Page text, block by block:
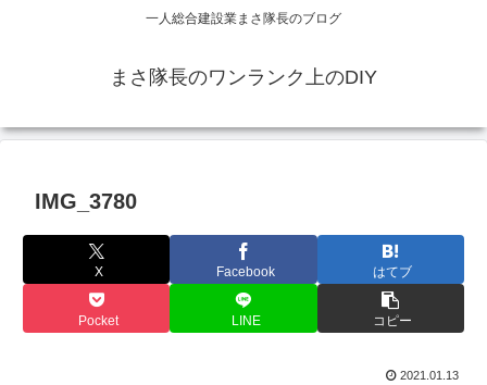
一人総合建設業まさ隊長のブログ
まさ隊長のワンランク上のDIY
IMG_3780
X Facebook はてブ
Pocket LINE コピー
2021.01.13